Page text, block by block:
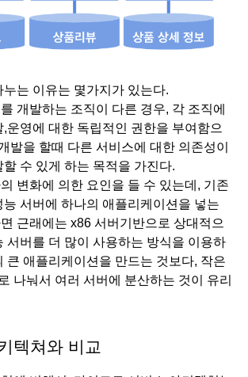
는 이유는 몇가지가 있는다.
개발하는 조직이 다른 경우, 각 조직에
운영에 대한 독립적인 권한을 부여함으
발을 할때 다른 서비스에 대한 의존성이
수 있게 하는 목적을 가진다.
변화에 의한 요인을 들 수 있는데, 기존
능 서버에 하나의 애플리케이션을 넣는
근래에는 x86 서버기반으로 상대적으
서버를 더 많이 사용하는 방식을 이용하
큰 애플리케이션을 만드는 것보다, 작은
나눠서 여러 서버에 분산하는 것이 유리
텍쳐와 비교